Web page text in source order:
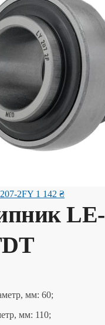
2FY 1 142 ₴
LE-
мм: 60;
мм: 110;